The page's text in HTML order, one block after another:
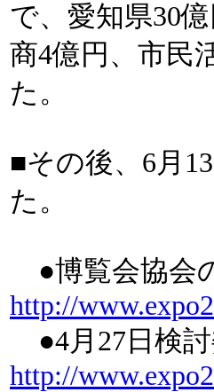
で、愛知県30
商4億円、市民
た。
■その後、6月
た。
●博覧会協
http://
●4月27日
http://